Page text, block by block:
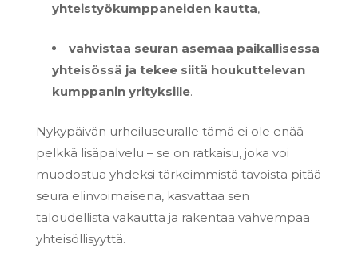
yhteistyökumppaneiden kautta,
vahvistaa seuran asemaa paikallisessa
yhteisössä ja tekee siitä houkuttelevan
kumppanin yrityksille.
Nykypäivän urheiluseuralle tämä ei ole enää
pelkkä lisäpalvelu – se on ratkaisu, joka voi
muodostua yhdeksi tärkeimmistä tavoista pitää
seura elinvoimaisena, kasvattaa sen
taloudellista vakautta ja rakentaa vahvempaa
yhteisöllisyyttä.